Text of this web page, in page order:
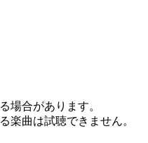
場合があります。
楽曲は試聴できません。